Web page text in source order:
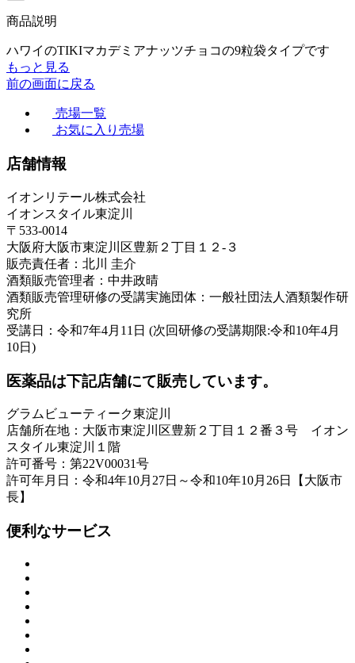
商品説明
ハワイのTIKIマカデミアナッツチョコの9粒袋タイプです
もっと見る
前の画面に戻る
売場一覧
お気に入り売場
店舗情報
イオンリテール株式会社
イオンスタイル東淀川
〒533-0014
大阪府大阪市東淀川区豊新２丁目１２-３
販売責任者：北川 圭介
酒類販売管理者：中井政晴
酒類販売管理研修の受講実施団体：一般社団法人酒類製作研
究所
受講日：令和7年4月11日 (次回研修の受講期限:令和10年4月
10日)
医薬品は下記店舗にて販売しています。
グラムビューティーク東淀川
店舗所在地：大阪市東淀川区豊新２丁目１２番３号 イオン
スタイル東淀川１階
許可番号：第22V00031号
許可年月日：令和4年10月27日～令和10年10月26日【大阪市
長】
便利なサービス